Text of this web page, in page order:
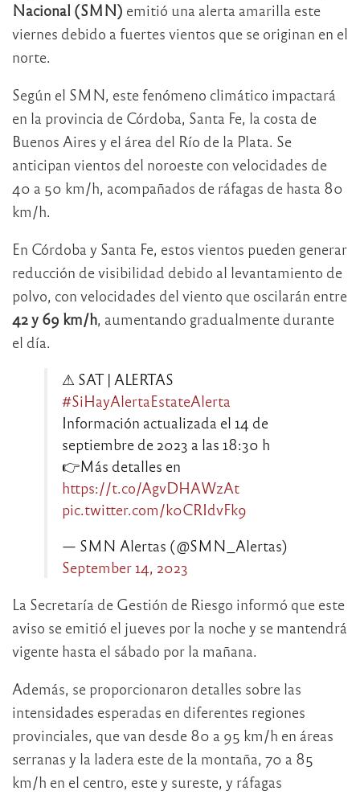
Nacional (SMN) emitió una alerta amarilla este
viernes debido a fuertes vientos que se originan en el
norte.
Según el SMN, este fenómeno climático impactará
en la provincia de Córdoba, Santa Fe, la costa de
Buenos Aires y el área del Río de la Plata. Se
anticipan vientos del noroeste con velocidades de
40 a 50 km/h, acompañados de ráfagas de hasta 80
km/h.
En Córdoba y Santa Fe, estos vientos pueden generar
reducción de visibilidad debido al levantamiento de
polvo, con velocidades del viento que oscilarán entre
42 y 69 km/h, aumentando gradualmente durante
el día.
⚠ SAT | ALERTAS
#SiHayAlertaEstateAlerta
Información actualizada el 14 de
septiembre de 2023 a las 18:30 h
👉Más detalles en
https://t.co/AgvDHAWzAt
pic.twitter.com/k0CRIdvFk9
— SMN Alertas (@SMN_Alertas)
September 14, 2023
La Secretaría de Gestión de Riesgo informó que este
aviso se emitió el jueves por la noche y se mantendrá
vigente hasta el sábado por la mañana.
Además, se proporcionaron detalles sobre las
intensidades esperadas en diferentes regiones
provinciales, que van desde 80 a 95 km/h en áreas
serranas y la ladera este de la montaña, 70 a 85
km/h en el centro, este y sureste, y ráfagas